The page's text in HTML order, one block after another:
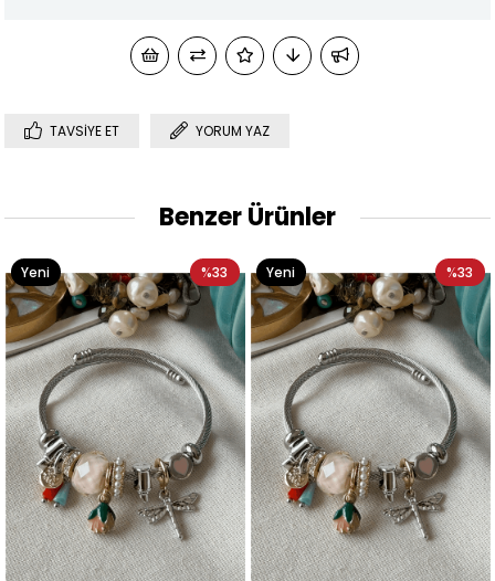
TAVSIYE ET YORUM YAZ
Benzer Ürünler
%33
Yeni
Ürün
%33
Yeni
Ürün